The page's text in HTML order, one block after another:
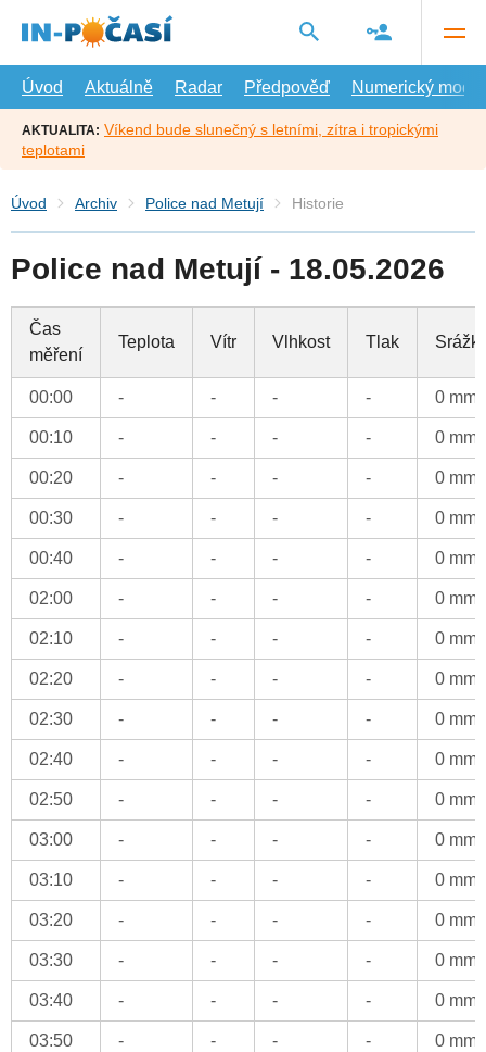
hlavní
Úvod
Aktuálně Radar Předpověď Numerický model
AKTUALITA: Víkend bude slunečný s letními, zítra i tropickými
teplotami
Úvod Archiv Police nad Metují Historie
Police nad Metují - 18.05.2026
Čas
měření
Teplota Vítr Vlhkost Tlak
00:00 - - - - 0 mm
00:10 - - - - 0 mm
00:20 - - - - 0 mm
00:30 - - - - 0 mm
00:40 - - - - 0 mm
02:00 - - - - 0 mm
02:10 - - - - 0 mm
02:20 - - - - 0 mm
02:30 - - - - 0 mm
02:40 - - - - 0 mm
02:50 - - - - 0 mm
03:00 - - - - 0 mm
03:10 - - - - 0 mm
03:20 - - - - 0 mm
03:30 - - - - 0 mm
03:40 - - - - 0 mm
03:50 - - - - 0 mm